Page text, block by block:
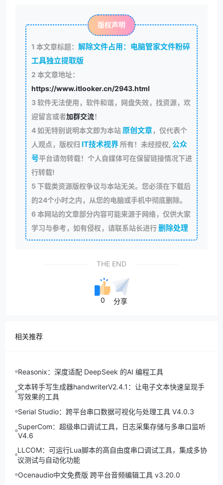
版权声明
1 本文章标题： 解除文件占用：电脑管家文件粉碎
工具独立提取版
2 本文章地址：
https://www.itlooker.cn/2943.html
3软件无法使用，软件和谐，网盘失效，找资源，欢
迎留言或者加群交流！
4如无特别说明本文即为本站 原创文章，仅代表个
人观点，版权归 IT技术视界所有！未经授权, 公众
号平台请勿转载！个人自媒体可在保留链接情况下进
行转载!
5下载类资源版权争议与本站无关。您必须在下载后
的24个小时之内，从您的电脑或手机中彻底删除。
6本网站的文章部分内容可能来源于网络，仅供大家
学习与参考，如有侵权，请联系站长进行删除处理
THE END
0 分享
相关推荐
Reasonix：深度适配 DeepSeek 的AI 编程工具
文本转手写生成器handwriterV2.4.1：让电子文本快速呈现手
写效果的工具
Serial Studio：跨平台串口数据可视化与处理工具 V4.0.3
SuperCom：超级串口调试工具，日志采集存储与多串口监听
V4.6
LLCOM：可运行Lua脚本的高自由度串口调试工具，集成多协
议测试与自动化功能
Ocenaudio中文免费版 跨平台音频编辑工具 v3.20.0